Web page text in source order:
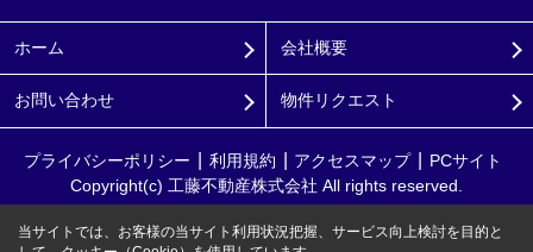
ホーム 会社概要
お問い合わせ 物件リクエスト
プライバシーポリシー 利用規約 アクセスマップ
PCサイト
Copyright(c) 工藤不動産株式会社 All rights reserved.
当サイトでは、お客様の当サイト利用状況把握、サービス向上検討を目的と